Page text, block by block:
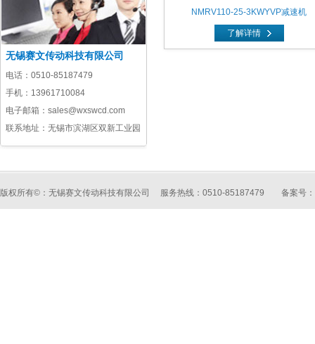
无锡赛文传动科技有限公司
电话： 0510-85187479
手机： 13961710084
电子邮箱： sales@wxswcd.com
联系地址：无锡市滨湖区双新工业园
NMRV110-25-3KWYVP减速机
了解详情
版权所有©：无锡赛文传动科技有限公司 服务热线：0510-85187479 备案号